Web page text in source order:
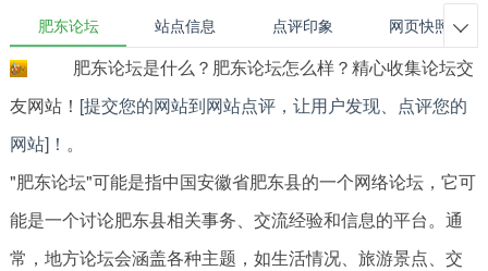
肥东论坛 站点信息 点评印象 网页快照 
肥东论坛是什么？肥东论坛怎么样？精心收集论坛交
友网站！ [提交您的网站到网站点评，让用户发现、点评您的
网站]！ 。
"肥东论坛"可能是指中国安徽省肥东县的一个网络论坛，它可
能是一个讨论肥东县相关事务、交流经验和信息的平台。通
常，地方论坛会涵盖各种主题，如生活情况、旅游景点、交